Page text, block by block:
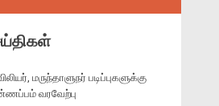
மருந்தாளுநர் படிப்புகளுக்கு
வரவேற்பு